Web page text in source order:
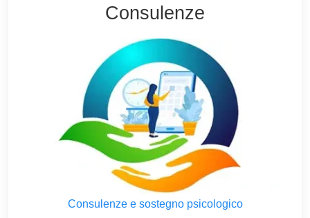
Consulenze
Consulenze e sostegno psicologico